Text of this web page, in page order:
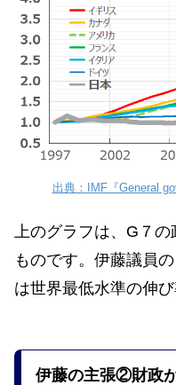
出典：IMF『General
上のグラフは、G７
ものです。伊藤議員
は世界最低水準の伸び
伊藤の主張②財政